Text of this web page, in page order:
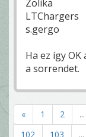
Zolika
LTChargers
s.gergo
Ha ez így
a sorrendet.
« 1 2 ...
102
103 ...